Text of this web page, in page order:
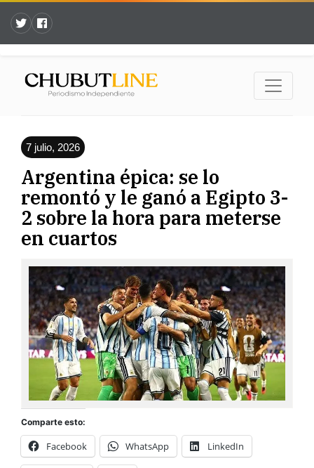
7 julio, 2026
Argentina épica: se lo
remontó y le ganó a Egipto 3-
2 sobre la hora para meterse
en cuartos
Comparte esto:
Facebook WhatsApp LinkedIn